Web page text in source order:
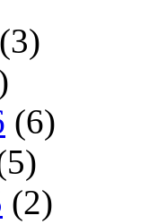
(3)
(6)
(2)